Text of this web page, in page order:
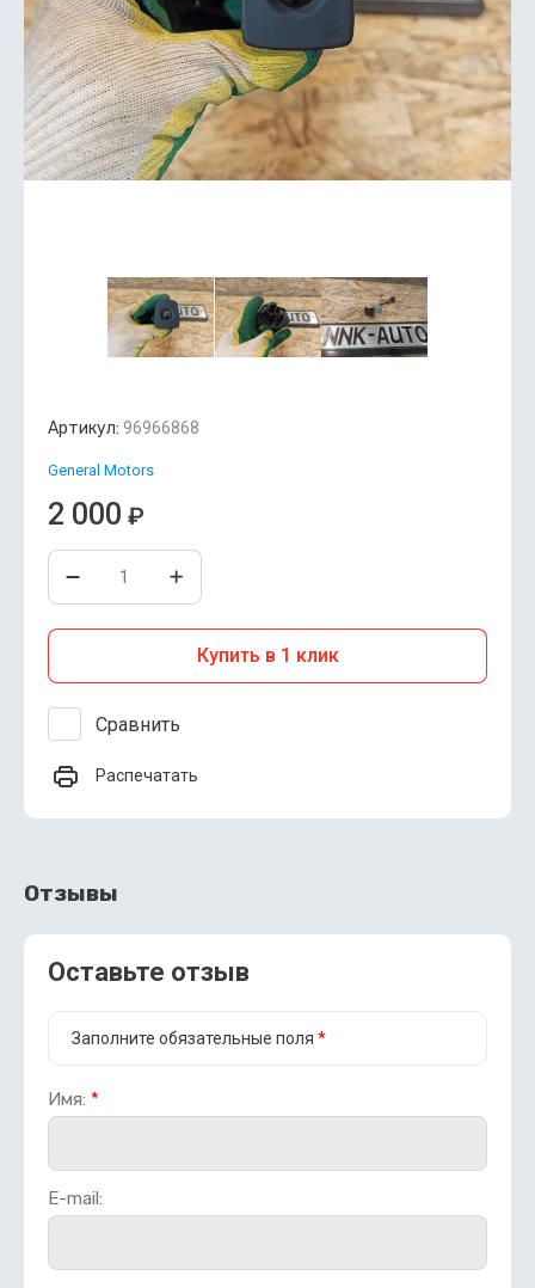
Артикул: 96966868
General Motors
2 000 ₽
Купить в 1 клик
Сравнить
Распечатать
Отзывы
Оставьте отзыв
Заполните обязательные поля *
Имя: *
E-mail: